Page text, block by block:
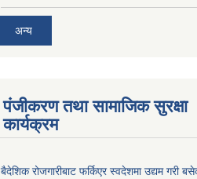
अन्य
पंजीकरण तथा सामाजिक सुरक्षा
कार्यक्रम
बैदेशिक रोजगारीबाट फर्किएर स्वदेशमा उद्यम गरी